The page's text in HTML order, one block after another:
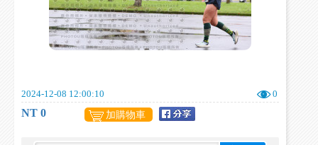
2024-12-08 12:00:10 0
NT 0 加購物車